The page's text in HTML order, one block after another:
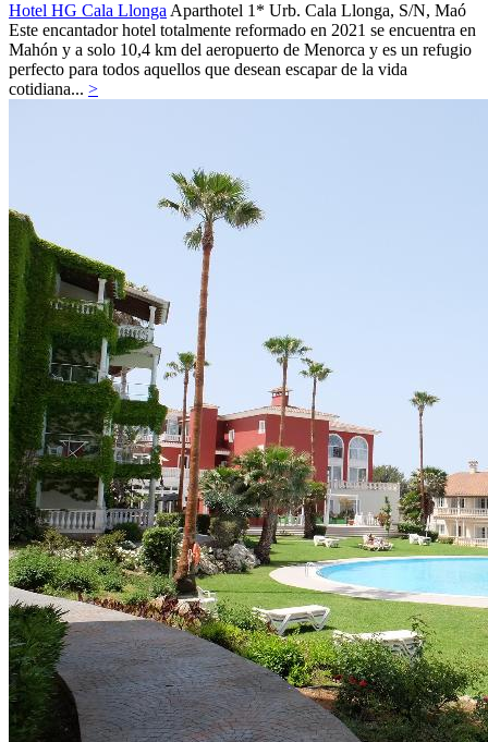
Hotel HG Cala Llonga Aparthotel 1* Urb. Cala Llonga, S/N, Maó
Este encantador hotel totalmente reformado en 2021 se encuentra en
Mahón y a solo 10,4 km del aeropuerto de Menorca y es un refugio
perfecto para todos aquellos que desean escapar de la vida
cotidiana... >